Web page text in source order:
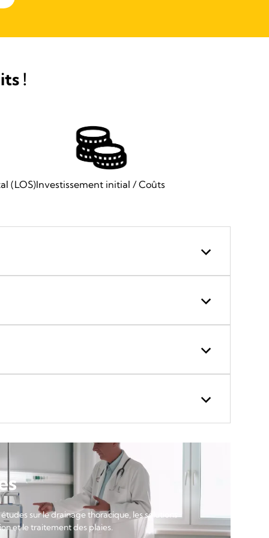
!
(LOS)Investissement initial / Coûts
sur le drainage thoracique, les solutions
et le traitement des plaies.